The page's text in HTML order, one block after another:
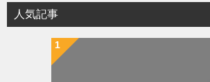
人気記事